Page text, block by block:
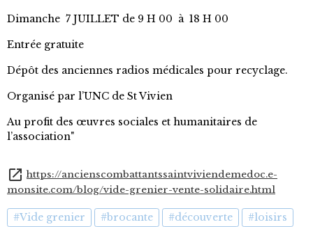
Dimanche 7 JUILLET de 9 H 00 à 18 H 00
Entrée gratuite
Dépôt des anciennes radios médicales pour recyclage.
Organisé par l’UNC de St Vivien
Au profit des œuvres sociales et humanitaires de
l’association"
https://ancienscombattantssaintviviendemedoc.e-
monsite.com/blog/vide-grenier-vente-solidaire.html
#Vide grenier #brocante #découverte #loisirs